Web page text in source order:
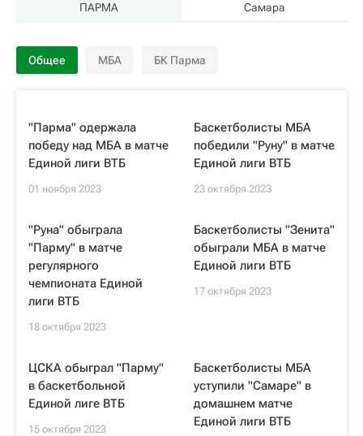
ПАРМА Самара
Общее МБА БК Парма
"Парма" одержала
победу над МБА в матче
Единой лиги ВТБ
01 ноября 2023
Баскетболисты МБА
победили "Руну" в матче
Единой лиги ВТБ
23 октября 2023
"Руна" обыграла
"Парму" в матче
регулярного
чемпионата Единой
лиги ВТБ
18 октября 2023
Баскетболисты "Зенита"
обыграли МБА в матче
Единой лиги ВТБ
17 октября 2023
ЦСКА обыграл "Парму"
в баскетбольной
Единой лиге ВТБ
15 октября 2023
Баскетболисты МБА
уступили "Самаре" в
домашнем матче
Единой лиги ВТБ